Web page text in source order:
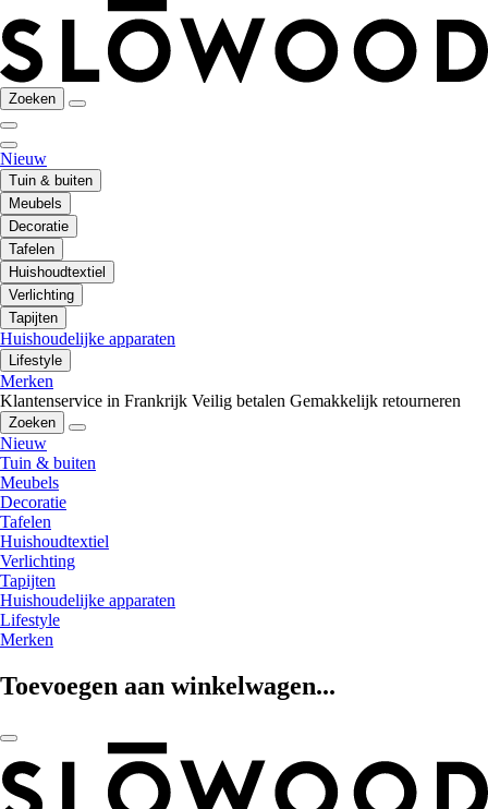
Zoeken
Nieuw
Tuin & buiten
Meubels
Decoratie
Tafelen
Huishoudtextiel
Verlichting
Tapijten
Huishoudelijke apparaten
Lifestyle
Merken
Klantenservice in Frankrijk Veilig betalen Gemakkelijk retourneren
Zoeken
Nieuw
Tuin & buiten
Meubels
Decoratie
Tafelen
Huishoudtextiel
Verlichting
Tapijten
Huishoudelijke apparaten
Lifestyle
Merken
Toevoegen aan winkelwagen...